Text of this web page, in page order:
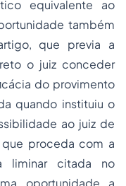
equivalente ao
também
que previa a
o juiz conceder
do provimento
quando instituiu o
ao juiz de
proceda com a
liminar citada no
oportunidade a